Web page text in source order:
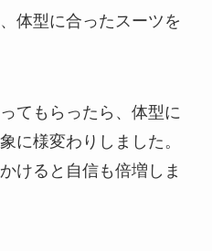
体型に合ったスーツを
てもらったら、体型に
に様変わりしました。
けると自信も倍増しま